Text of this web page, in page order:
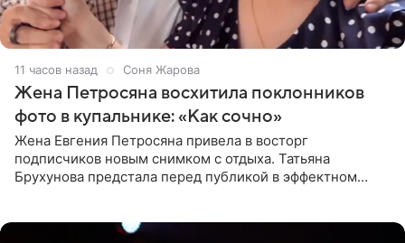
11 часов назад Соня Жарова
Жена Петросяна восхитила поклонников
фото в купальнике: «Как сочно»
Жена Евгения Петросяна привела в восторг
подписчиков новым снимком с отдыха. Татьяна
Брухунова предстала перед публикой в эффектном